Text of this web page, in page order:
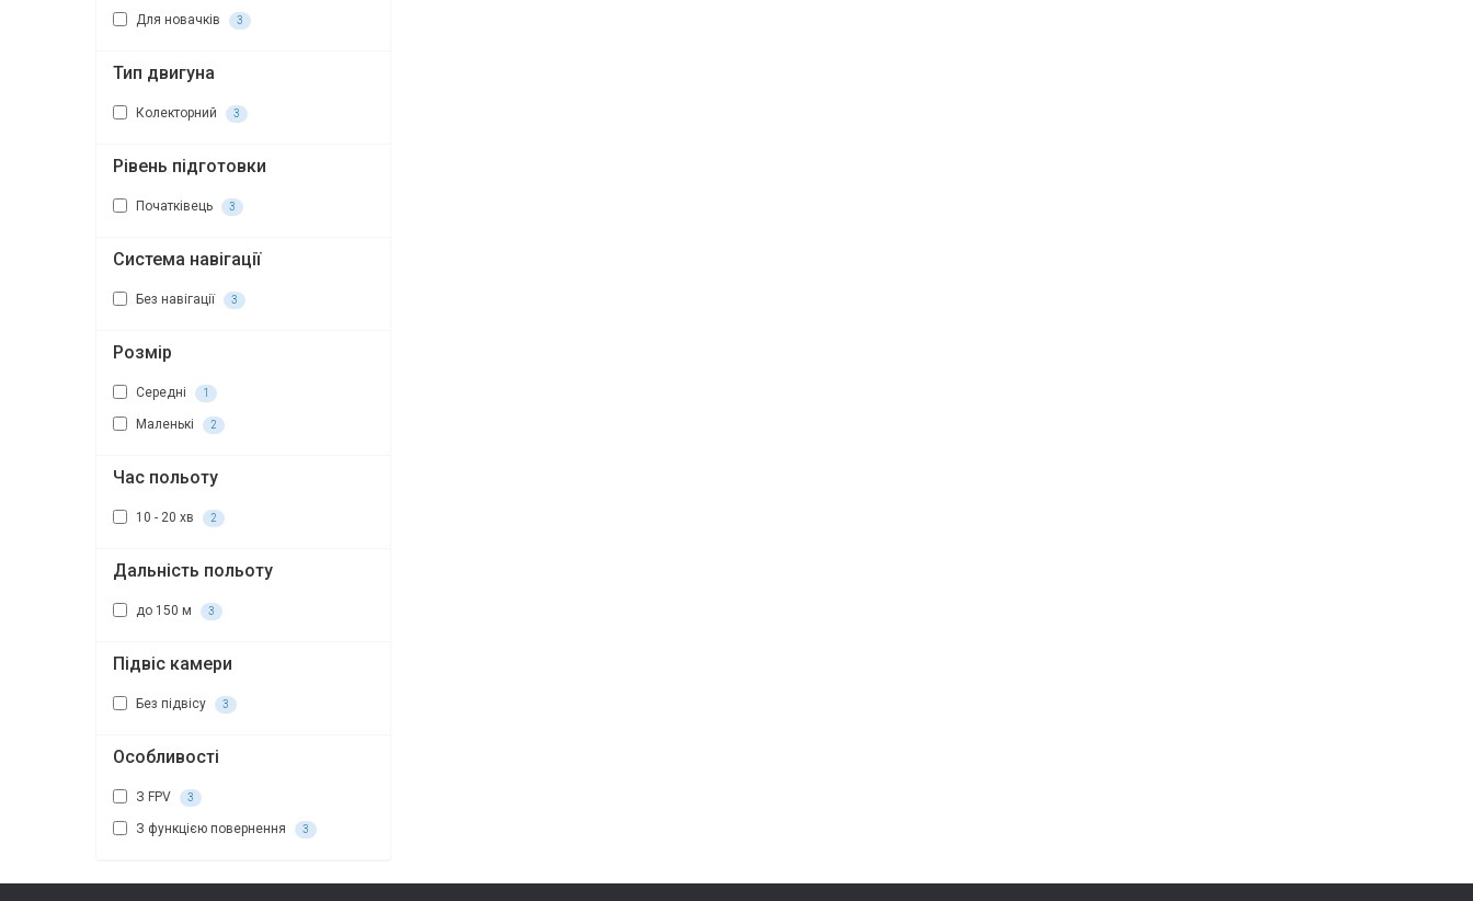
Для новачків 3
Тип двигуна
Колекторний 3
Рівень підготовки
Початківець 3
Система навігації
Без навігації 3
Розмір
Середні 1
Маленькі 2
Час польоту
10 - 20 хв 2
Дальність польоту
до 150 м 3
Підвіс камери
Без підвісу 3
Особливості
З FPV 3
З функцією повернення 3